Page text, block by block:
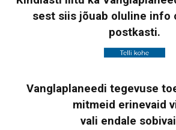
sest siis jõuab oluline info
postkasti.
Vanglaplaneedi tegevuse
mitmeid erinevaid
vali endale